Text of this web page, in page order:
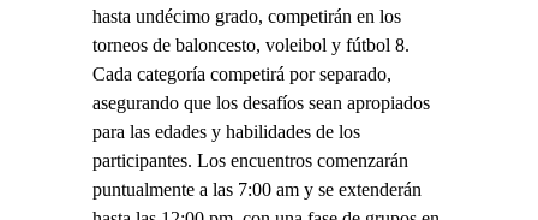
hasta undécimo grado, competirán en los
torneos de baloncesto, voleibol y fútbol 8.
Cada categoría competirá por separado,
asegurando que los desafíos sean apropiados
para las edades y habilidades de los
participantes. Los encuentros comenzarán
puntualmente a las 7:00 am y se extenderán